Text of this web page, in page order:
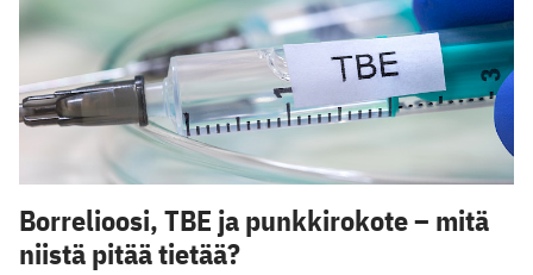
Borrelioosi, TBE ja punkkirokote – mitä
niistä pitää tietää?